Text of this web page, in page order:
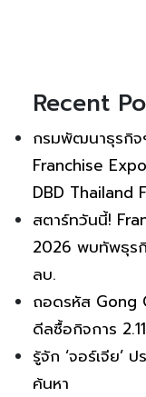
Recent
กรมพัฒนาธุรกิจ
Franchise
DBD Thailand
สตาร์ทวันนี้!
2026 พบทัพธุร
ลบ.
ถอดรหัส Gong
ดีลซื้อกิจการ
รู้จัก ‘จอร์เจีย’
ค้นหา